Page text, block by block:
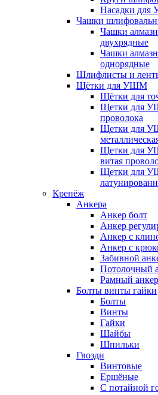
Насадки
Чашки
Чашки
двухрядные
Чашки
однорядные
Шлифлисты и
Щётки для УШМ
Щётки для
Щетки для
проволока
Щетки для
Щетки для
витая
Щетки для
Крепёж
Анкера
Анкер болт
Анкер
Анкер с
Анкер с
Забивной
Потолочный
Рамный анкер
Болты винты гайки
Болты
Винты
Гайки
Шайбы
Шпильки
Гвозди
Винтовые
Ершёные
С потайной